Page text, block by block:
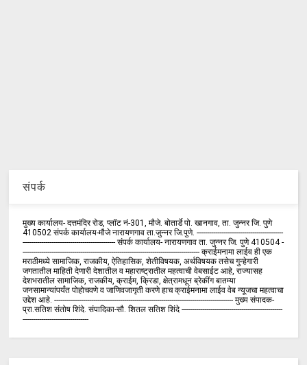
संपर्क
मुख्य कार्यालय- दत्तमंदिर रोड, प्लॉट नं-301, मौजे. बोतार्डे पो. खानगाव, ता. जुन्नर जि. पुणे
410502 संपर्क कार्य‍ालय-मौजे नारायणगाव ता.जुन्नर जि.पुणे. ------------------------------------------
--------------------------------------------- संपर्क कार्यालय- नारायणगाव ता. जुन्नर जि. पुणे 410504 -
-------------------------------------------------------------------------------------- क्राईमनामा लाईव ही एक
मराठीमध्ये सामाजिक, राजकीय, ऐतिहासिक, शेतीविषयक, अर्थविषयक तसेच गुन्हेगारी
जगतातील माहिती देणारी देशातील व महाराष्ट्रातील महत्वाची वेबसाईट आहे, राज्यासह
देशभरातील सामाजिक, राजकीय, क्राईम, क्रिडा, क्षेत्रामधून ब्रेकींग बातम्या
जनसामान्यांपर्यंत पोहोचवणे व जाणिवजागृती करणे हाच क्राईमनामा लाईव वेब न्यूजचा महत्वाचा
उद्देश आहे. --------------------------------------------------------------------------------------- मुख्य संपादक-
प्रा.सतिश संतोष शिंदे. संपादिका-सौ. शितल सतिश शिंदे -------------------------------------------------
--------------------------------